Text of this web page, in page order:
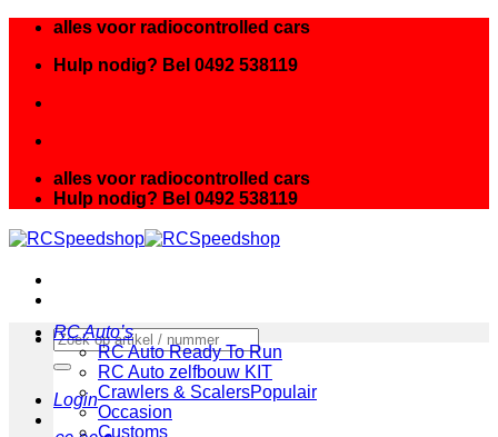
inhoud
alles voor radiocontrolled cars
Hulp nodig? Bel 0492 538119
alles voor radiocontrolled cars
Hulp nodig? Bel 0492 538119
Zoeken
naar:
Login
RC Auto’s
RC Auto Ready To Run
RC Auto zelfbouw KIT
Crawlers & Scalers
Occasion
Customs